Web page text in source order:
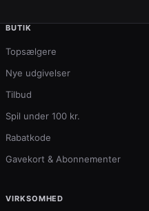
BUTIK
Topsælgere
Nye udgivelser
Tilbud
Spil under 100 kr.
Rabatkode
Gavekort & Abonnementer
VIRKSOMHED